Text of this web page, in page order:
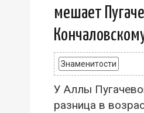
мешает
Знаменитости
У Аллы
разница в